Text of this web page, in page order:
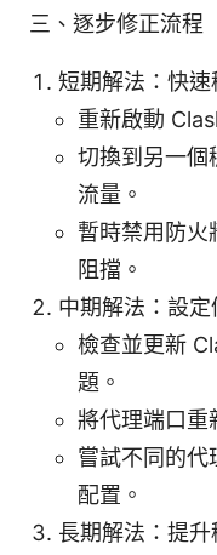
三、逐步修正流程
短期解法：快速
重新啟動
切換到另一個
流量。
暫時禁用防火
阻擋。
中期解法：設定
檢查並更新
題。
將代理端口重
嘗試不同的代
配置。
長期解法：提升